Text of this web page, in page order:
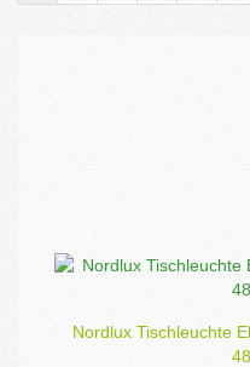
Nordlux Tischleuchte